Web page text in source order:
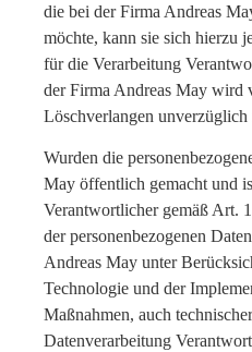
die bei der Firma Andreas
möchte, kann sie sich hierzu
für die Verarbeitung
der Firma Andreas May wird
Löschverlangen
Wurden die
May öffentlich gemacht und
Verantwortlicher gemäß Art.
der personenbezogenen
Andreas May unter
Technologie und der
Maßnahmen, auch
Datenverarbeitung